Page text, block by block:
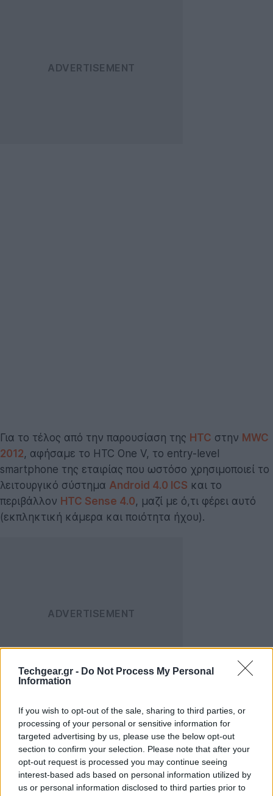
Techgear.gr - Do Not Process My Personal
Information
If you wish to opt-out of the sale, sharing to third parties, or
processing of your personal or sensitive information for
targeted advertising by us, please use the below opt-out
section to confirm your selection. Please note that after your
opt-out request is processed you may continue seeing
interest-based ads based on personal information utilized by
us or personal information disclosed to third parties prior to
Για το τέλος από την παρουσίαση της HTC στην MWC
2012, αφήσαμε το HTC One V, το entry-level
smartphone της εταιρίας που ωστόσο χρησιμοποιεί το
λειτουργικό σύστημα Android 4.0 ICS και το
περιβάλλον HTC Sense 4.0, μαζί με ό,τι φέρει αυτό
(εκπληκτική κάμερα και ποιότητα ήχου).
HTC One V
Οθόνη 3.7'' Super LCD (480 x 800)
Επεξεργαστής single-core 1GHz
Μνήμη RAM 512MB